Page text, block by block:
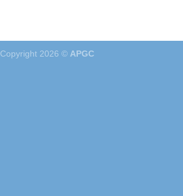
Copyright 2026 © APGC